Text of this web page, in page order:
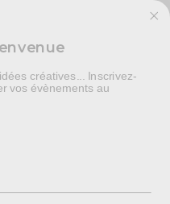
en couleur, avec ces 8
créatives... Inscrivez-
vos évènements au